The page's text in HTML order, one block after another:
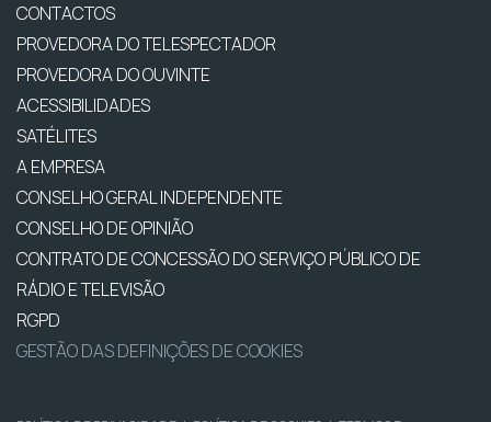
CONTACTOS
PROVEDORA DO TELESPECTADOR
PROVEDORA DO OUVINTE
ACESSIBILIDADES
SATÉLITES
A EMPRESA
CONSELHO GERAL INDEPENDENTE
CONSELHO DE OPINIÃO
CONTRATO DE CONCESSÃO DO SERVIÇO PÚBLICO DE
RÁDIO E TELEVISÃO
RGPD
GESTÃO DAS DEFINIÇÕES DE COOKIES